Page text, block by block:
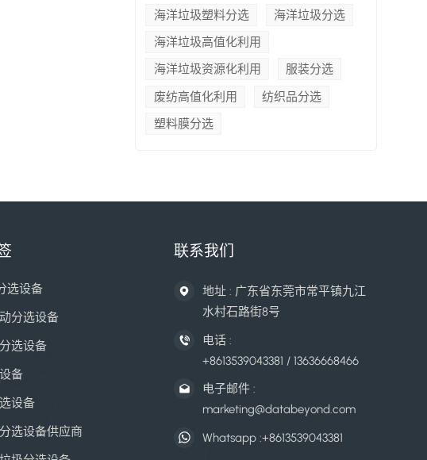
海洋垃圾塑料分选
海洋垃圾分选
海洋垃圾高值化利用
海洋垃圾资源化利用
服装分选
废纺高值化利用
纺织品分选
塑料膜分选
选设备
分选设备
选设备
备
设备
选设备供应商
联系我们
地址 : 广东省东莞市常平镇九江
水村石路街8号
电话 :
+8613539043381 / 13636668466
电子邮件 :
marketing@databeyond.com
Whatsapp :+8613539043381